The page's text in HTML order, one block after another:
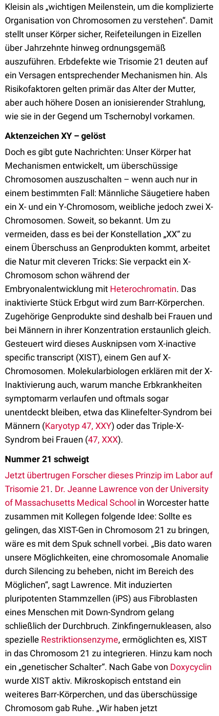
Kleisin als „wichtigen Meilenstein, um die komplizierte
Organisation von Chromosomen zu verstehen“. Damit
stellt unser Körper sicher, Reifeteilungen in Eizellen
über Jahrzehnte hinweg ordnungsgemäß
auszuführen. Erbdefekte wie Trisomie 21 deuten auf
ein Versagen entsprechender Mechanismen hin. Als
Risikofaktoren gelten primär das Alter der Mutter,
aber auch höhere Dosen an ionisierender Strahlung,
wie sie in der Gegend um Tschernobyl vorkamen.
Aktenzeichen XY – gelöst
Doch es gibt gute Nachrichten: Unser Körper hat
Mechanismen entwickelt, um überschüssige
Chromosomen auszuschalten – wenn auch nur in
einem bestimmten Fall: Männliche Säugetiere haben
ein X- und ein Y-Chromosom, weibliche jedoch zwei X-
Chromosomen. Soweit, so bekannt. Um zu
vermeiden, dass es bei der Konstellation „XX“ zu
einem Überschuss an Genprodukten kommt, arbeitet
die Natur mit cleveren Tricks: Sie verpackt ein X-
Chromosom schon während der
Embryonalentwicklung mit Heterochromatin. Das
inaktivierte Stück Erbgut wird zum Barr-Körperchen.
Zugehörige Genprodukte sind deshalb bei Frauen und
bei Männern in ihrer Konzentration erstaunlich gleich.
Gesteuert wird dieses Ausknipsen vom X-inactive
specific transcript (XIST), einem Gen auf X-
Chromosomen. Molekularbiologen erklären mit der X-
Inaktivierung auch, warum manche Erbkrankheiten
symptomarm verlaufen und oftmals sogar
unentdeckt bleiben, etwa das Klinefelter-Syndrom bei
Männern (Karyotyp 47, XXY) oder das Triple-X-
Syndrom bei Frauen (47, XXX).
Nummer 21 schweigt
Jetzt übertrugen Forscher dieses Prinzip im Labor auf
Trisomie 21. Dr. Jeanne Lawrence von der University
of Massachusetts Medical School in Worcester hatte
zusammen mit Kollegen folgende Idee: Sollte es
gelingen, das XIST-Gen in Chromosom 21 zu bringen,
wäre es mit dem Spuk schnell vorbei. „Bis dato waren
unsere Möglichkeiten, eine chromosomale Anomalie
durch Silencing zu beheben, nicht im Bereich des
Möglichen“, sagt Lawrence. Mit induzierten
pluripotenten Stammzellen (iPS) aus Fibroblasten
eines Menschen mit Down-Syndrom gelang
schließlich der Durchbruch. Zinkfingernukleasen, also
spezielle Restriktionsenzyme, ermöglichten es, XIST
in das Chromosom 21 zu integrieren. Hinzu kam noch
ein „genetischer Schalter“. Nach Gabe von Doxycyclin
wurde XIST aktiv. Mikroskopisch entstand ein
weiteres Barr-Körperchen, und das überschüssige
Chromosom gab Ruhe. „Wir haben jetzt